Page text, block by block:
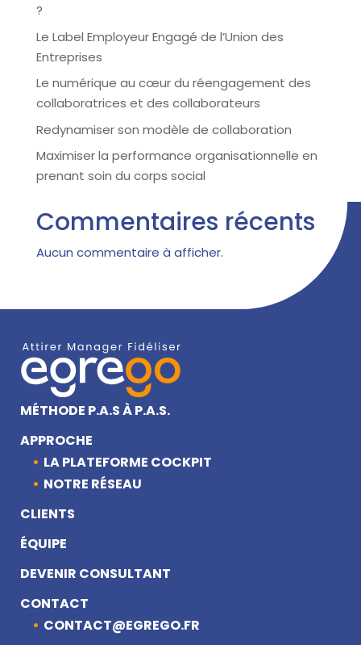
?
Le Label Employeur Engagé de l’Union des
Entreprises
Le numérique au cœur du réengagement des
collaboratrices et des collaborateurs
Redynamiser son modèle de collaboration
Maximiser la performance organisationnelle en
prenant soin du corps social
Commentaires récents
Aucun commentaire à afficher.
MÉTHODE P.A.S À P.A.S.
APPROCHE
LA PLATEFORME COCKPIT
NOTRE RÉSEAU
CLIENTS
ÉQUIPE
DEVENIR CONSULTANT
CONTACT
CONTACT@EGREGO.FR